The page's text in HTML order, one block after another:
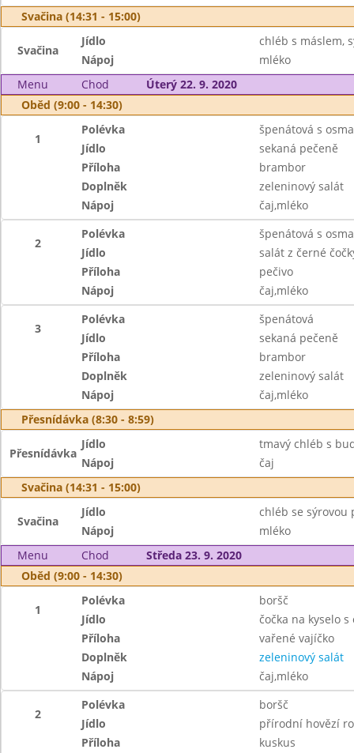
Svačina (14:31 - 15:00)
Svačina
Jídlo
chléb s máslem,
Nápoj
mléko
Menu
Chod
Úterý 22. 9. 2020
Oběd (9:00 - 14:30)
1
Polévka
špenátová s
Jídlo
sekaná pečeně
Příloha
brambor
Doplněk
zeleninový salát
Nápoj
čaj,mléko
2
Polévka
špenátová s
Jídlo
salát z černé
Příloha
pečivo
Nápoj
čaj,mléko
3
Polévka
špenátová
Jídlo
sekaná pečeně
Příloha
brambor
Doplněk
zeleninový salát
Nápoj
čaj,mléko
Přesnídávka (8:30 - 8:59)
Přesnídávka
Jídlo
tmavý chléb s
Nápoj
čaj
Svačina (14:31 - 15:00)
Svačina
Jídlo
chléb se sýrovou
Nápoj
mléko
Menu
Chod
Středa 23. 9. 2020
Oběd (9:00 - 14:30)
1
Polévka
boršč
Jídlo
čočka na kyselo
Příloha
vařené vajíčko
Doplněk
zeleninový salát
Nápoj
čaj,mléko
2
Polévka
boršč
Jídlo
přírodní hovězí
Příloha
kuskus